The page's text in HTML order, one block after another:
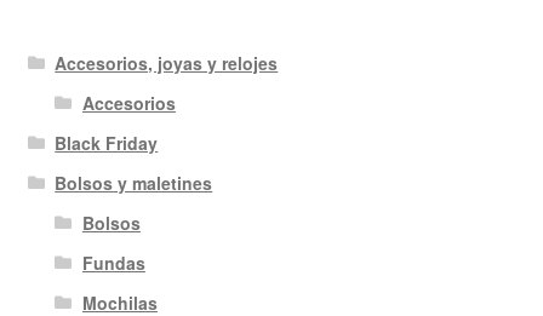
Accesorios, joyas y relojes
Accesorios
Black Friday
Bolsos y maletines
Bolsos
Fundas
Mochilas